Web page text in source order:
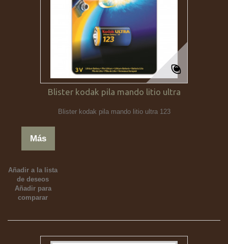
Blister kodak pila mando litio ultra
Blister kodak pila mando litio ultra 123
Más
Añadir a la lista
de deseos
Añadir para
comparar